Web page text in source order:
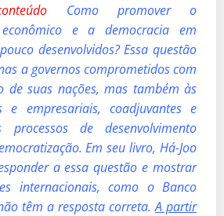
Como promover o
econômico e a democracia em
desenvolvidos? Essa questão
a governos comprometidos com
de suas nações, mas também às
e empresariais, coadjuvantes e
processos de desenvolvimento
Em seu livro, Há-Joo
a essa questão e mostrar
internacionais, como o Banco
têm a resposta correta.A partir